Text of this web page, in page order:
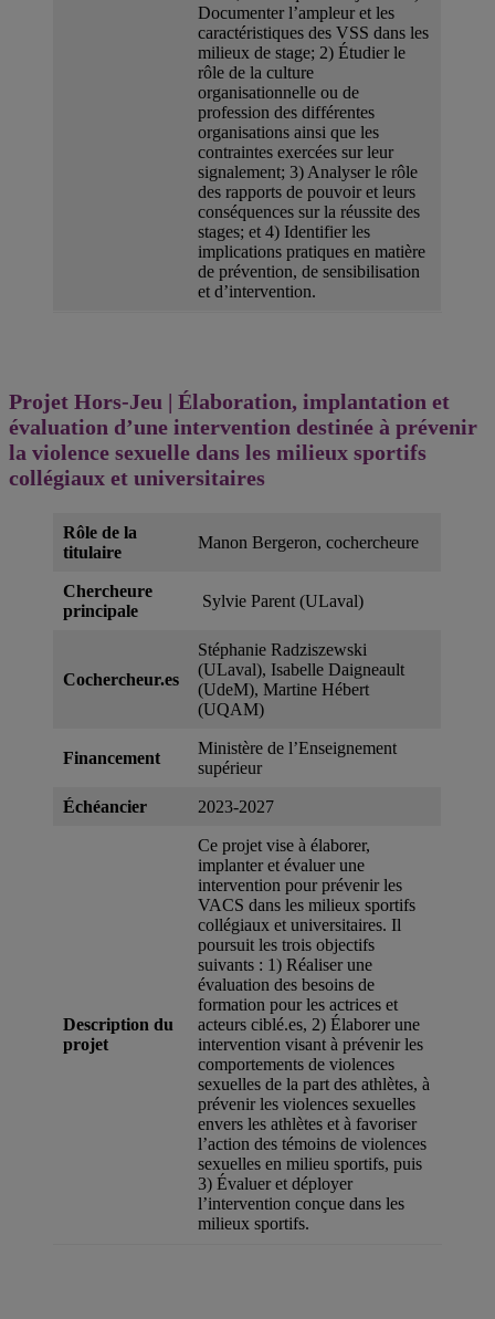
Documenter l’ampleur et les
caractéristiques des VSS dans les
milieux de stage; 2) Étudier le
rôle de la culture
organisationnelle ou de
profession des différentes
organisations ainsi que les
contraintes exercées sur leur
signalement; 3) Analyser le rôle
des rapports de pouvoir et leurs
conséquences sur la réussite des
stages; et 4) Identifier les
implications pratiques en matière
de prévention, de sensibilisation
et d’intervention.
Projet Hors-Jeu | Élaboration, implantation et
évaluation d’une intervention destinée à prévenir
la violence sexuelle dans les milieux sportifs
collégiaux et universitaires
Rôle de la
titulaire
Manon Bergeron, cochercheure
Chercheure
principale
Sylvie Parent (ULaval)
Cochercheur.es
Stéphanie Radziszewski
(ULaval), Isabelle Daigneault
(UdeM), Martine Hébert
(UQAM)
Financement
Ministère de l’Enseignement
supérieur
Échéancier 2023-2027
Description du
projet
Ce projet vise à élaborer,
implanter et évaluer une
intervention pour prévenir les
VACS dans les milieux sportifs
collégiaux et universitaires. Il
poursuit les trois objectifs
suivants : 1) Réaliser une
évaluation des besoins de
formation pour les actrices et
acteurs ciblé.es, 2) Élaborer une
intervention visant à prévenir les
comportements de violences
sexuelles de la part des athlètes, à
prévenir les violences sexuelles
envers les athlètes et à favoriser
l’action des témoins de violences
sexuelles en milieu sportifs, puis
3) Évaluer et déployer
l’intervention conçue dans les
milieux sportifs.